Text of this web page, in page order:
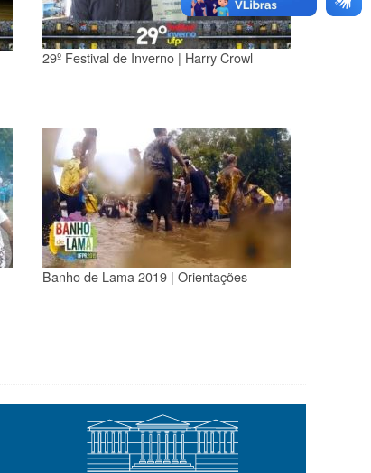
29º Festival de Inverno | Harry Crowl
Banho de Lama 2019 | Orientações